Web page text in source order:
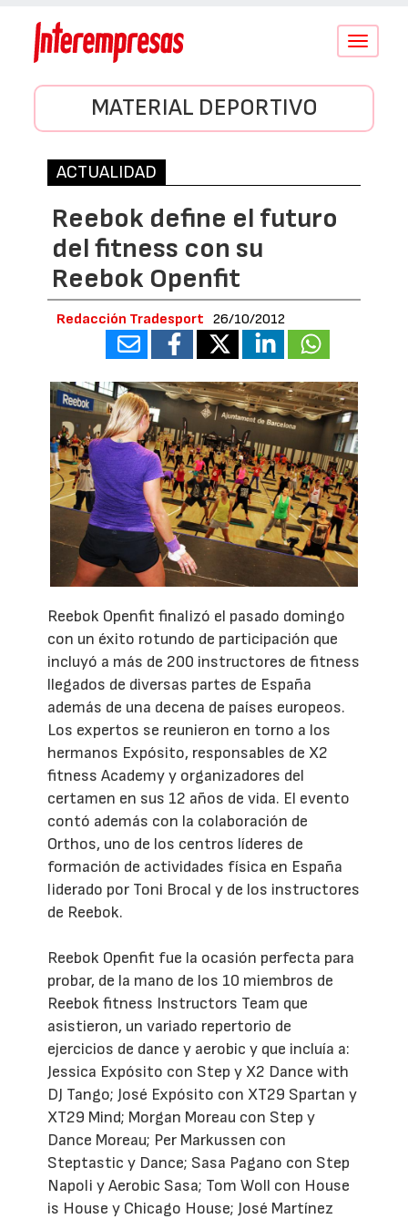
Conmutar
MATERIAL DEPORTIVO
ACTUALIDAD
Reebok define el futuro
del fitness con su
Reebok Openfit
Redacción Tradesport 26/10/2012
Reebok Openfit finalizó el pasado domingo
con un éxito rotundo de participación que
incluyó a más de 200 instructores de fitness
llegados de diversas partes de España
además de una decena de países europeos.
Los expertos se reunieron en torno a los
hermanos Expósito, responsables de X2
fitness Academy y organizadores del
certamen en sus 12 años de vida. El evento
contó además con la colaboración de
Orthos, uno de los centros líderes de
formación de actividades física en España
liderado por Toni Brocal y de los instructores
de Reebok.
Reebok Openfit fue la ocasión perfecta para
probar, de la mano de los 10 miembros de
Reebok fitness Instructors Team que
asistieron, un variado repertorio de
ejercicios de dance y aerobic y que incluía a:
Jessica Expósito con Step y X2 Dance with
DJ Tango; José Expósito con XT29 Spartan y
XT29 Mind; Morgan Moreau con Step y
Dance Moreau; Per Markussen con
Steptastic y Dance; Sasa Pagano con Step
Napoli y Aerobic Sasa; Tom Woll con House
is House y Chicago House; José Martínez